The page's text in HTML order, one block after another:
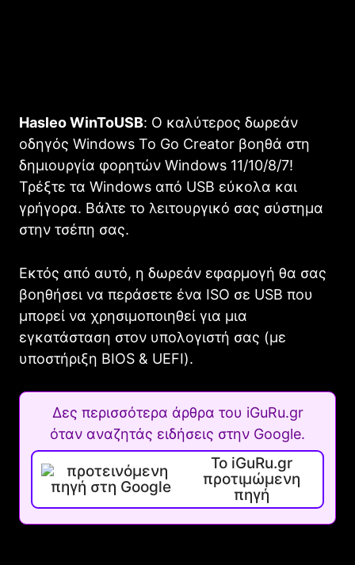
Hasleo WinToUSB: Ο καλύτερος δωρεάν
οδηγός Windows To Go Creator βοηθά στη
δημιουργία φορητών Windows 11/10/8/7!
Τρέξτε τα Windows από USB εύκολα και
γρήγορα. Βάλτε το λειτουργικό σας σύστημα
στην τσέπη σας.
Εκτός από αυτό, η δωρεάν εφαρμογή θα σας
βοηθήσει να περάσετε ένα ISO σε USB που
μπορεί να χρησιμοποιηθεί για μια
εγκατάσταση στον υπολογιστή σας (με
υποστήριξη BIOS & UEFI).
Δες περισσότερα άρθρα του iGuRu.gr
όταν αναζητάς ειδήσεις στην Google.
Το iGuRu.gr
προτιμώμενη
πηγή